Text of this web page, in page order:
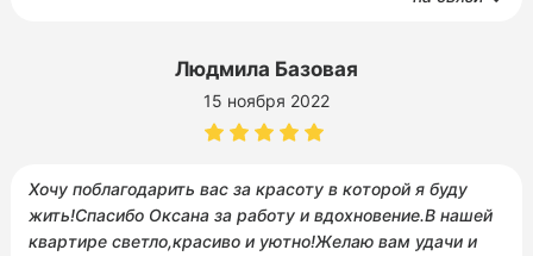
Людмила Базовая
15 ноября 2022
Хочу поблагодарить вас за красоту в которой я буду
жить!Спасибо Оксана за работу и вдохновение.В нашей
квартире светло,красиво и уютно!Желаю вам удачи и